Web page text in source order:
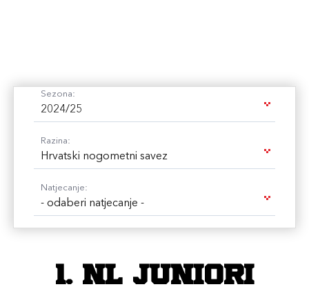
Sezona:
2024/25
Razina:
Hrvatski nogometni savez
Natjecanje:
- odaberi natjecanje -
1. NL juniori